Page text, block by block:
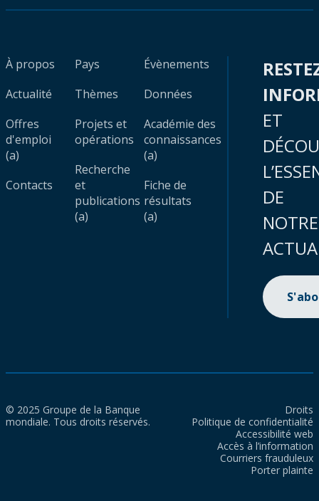
À propos
Actualité
Offres
d'emploi
(a)
Contacts
Pays
Thèmes
Projets et
opérations
Recherche
et
publications
(a)
Évènements
Données
Académie des
connaissances
(a)
Fiche de
résultats
(a)
ET
DE
NOTRE
© 2025 Groupe de la Banque
mondiale. Tous droits réservés.
Droits
Politique de confidentialité
Accessibilité web
Accès à l’information
Courriers frauduleux
Porter plainte